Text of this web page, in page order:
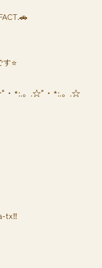
⭐️
・*:.。.☆°・*:.。.☆
tx‼️